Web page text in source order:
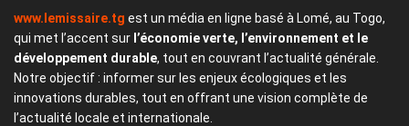
www.lemissaire.tg est un média en ligne basé à Lomé, au Togo,
qui met l’accent sur l’économie verte, l’environnement et le
développement durable, tout en couvrant l’actualité générale.
Notre objectif : informer sur les enjeux écologiques et les
innovations durables, tout en offrant une vision complète de
l’actualité locale et internationale.